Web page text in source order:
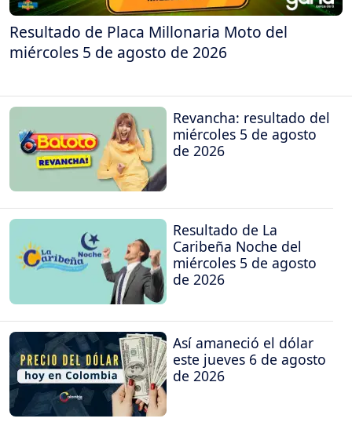
Resultado de Placa Millonaria Moto del
miércoles 5 de agosto de 2026
Revancha: resultado del
miércoles 5 de agosto
de 2026
Resultado de La
Caribeña Noche del
miércoles 5 de agosto
de 2026
Así amaneció el dólar
este jueves 6 de agosto
de 2026